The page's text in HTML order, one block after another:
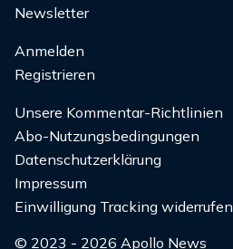
Newsletter
Anmelden
Registrieren
Unsere Kommentar-Richtlinien
Abo-Nutzungsbedingungen
Datenschutzerklärung
Impressum
Einwilligung Tracking widerrufen
© 2023 - 2026 Apollo News